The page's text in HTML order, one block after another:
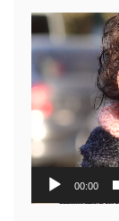
Reproductor
de
video
00:00